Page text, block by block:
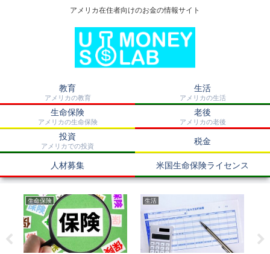
アメリカ在住者向けのお金の情報サイト
教育
アメリカの教育
生活
アメリカの生活
生命保険
アメリカの生命保険
老後
アメリカの老後
投資
アメリカでの投資 税金
人材募集 米国生命保険ライセンス
生命保険 生活